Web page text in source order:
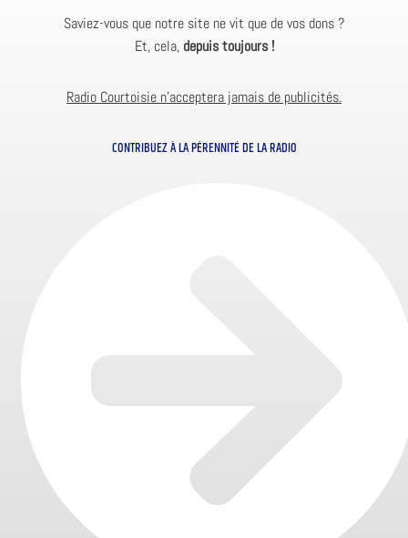
Saviez-vous que notre site ne vit que de vos dons ?
Et, cela, depuis toujours !
Radio Courtoisie n’acceptera jamais de publicités.
CONTRIBUEZ À LA PÉRENNITÉ DE LA RADIO